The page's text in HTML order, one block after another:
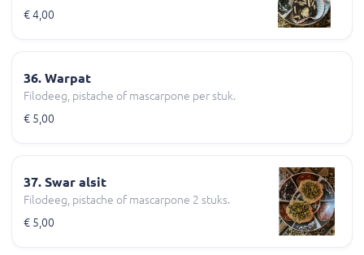
€ 4,00
36. Warpat
Filodeeg, pistache of mascarpone per stuk.
€ 5,00
37. Swar alsit
Filodeeg, pistache of mascarpone 2 stuks.
€ 5,00